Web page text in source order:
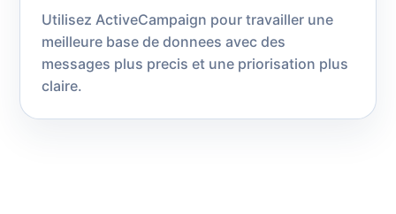
Utilisez ActiveCampaign pour travailler une
meilleure base de donnees avec des
messages plus precis et une priorisation plus
claire.